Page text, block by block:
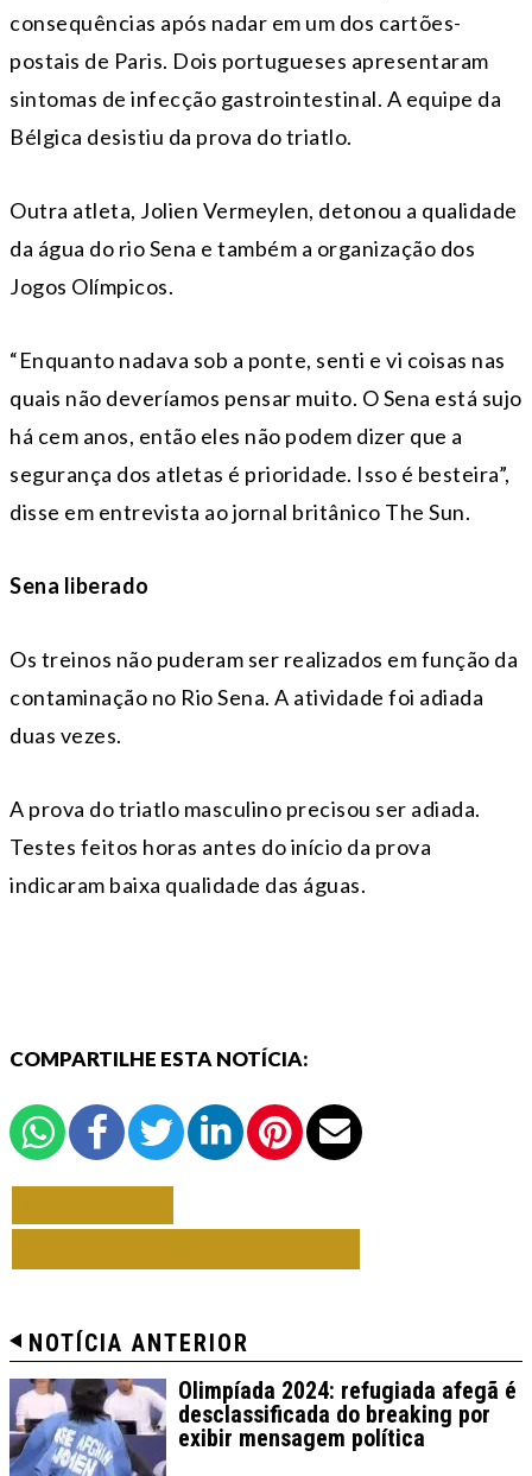
consequências após nadar em um dos cartões-
postais de Paris. Dois portugueses apresentaram
sintomas de infecção gastrointestinal. A equipe da
Bélgica desistiu da prova do triatlo.
Outra atleta, Jolien Vermeylen, detonou a qualidade
da água do rio Sena e também a organização dos
Jogos Olímpicos.
“Enquanto nadava sob a ponte, senti e vi coisas nas
quais não deveríamos pensar muito. O Sena está sujo
há cem anos, então eles não podem dizer que a
segurança dos atletas é prioridade. Isso é besteira”,
disse em entrevista ao jornal britânico The Sun.
Sena liberado
Os treinos não puderam ser realizados em função da
contaminação no Rio Sena. A atividade foi adiada
duas vezes.
A prova do triatlo masculino precisou ser adiada.
Testes feitos horas antes do início da prova
indicaram baixa qualidade das águas.
COMPARTILHE ESTA NOTÍCIA:
NOTÍCIA ANTERIOR
Olimpíada 2024: refugiada afegã é
desclassificada do breaking por
exibir mensagem política